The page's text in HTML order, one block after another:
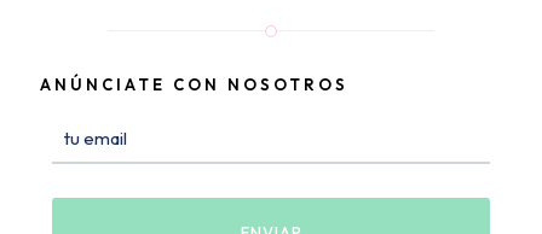
ANÚNCIATE CON NOSOTROS